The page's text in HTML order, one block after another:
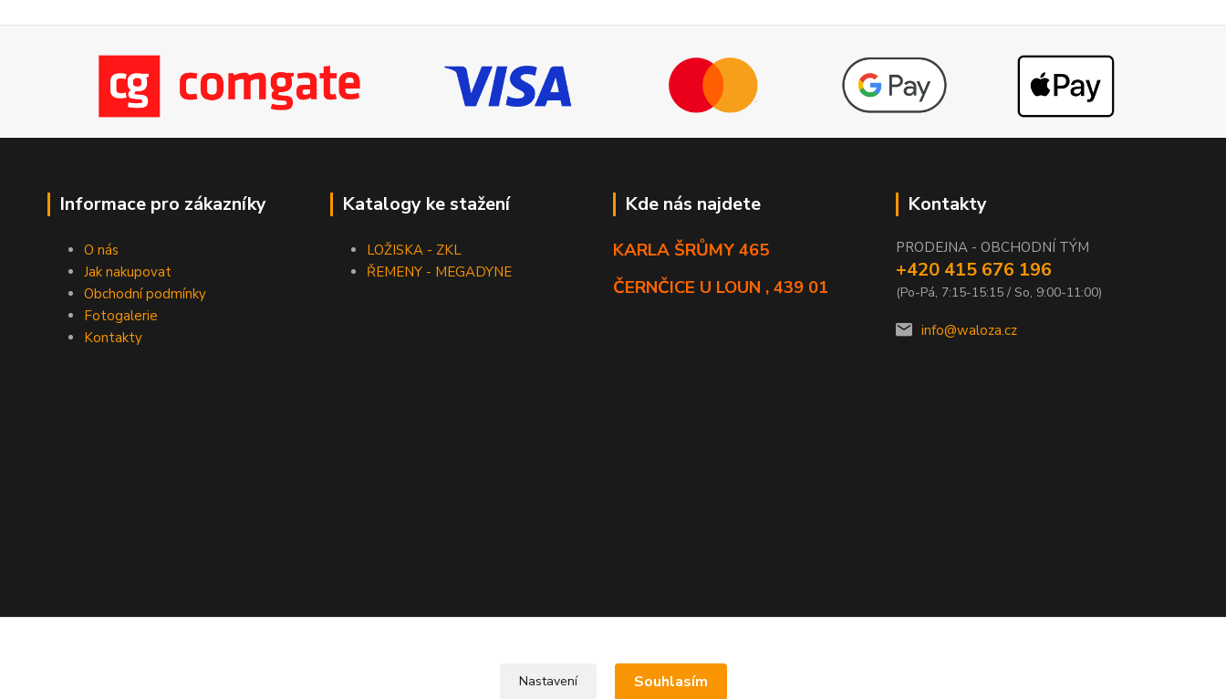
Informace pro zákazníky
O nás
Jak nakupovat
Obchodní podmínky
Fotogalerie
Kontakty
Katalogy ke stažení
LOŽISKA - ZKL
ŘEMENY - MEGADYNE
Kde nás najdete
KARLA ŠRŮMY 465
ČERNČICE U LOUN , 439 01
Kontakty
PRODEJNA - OBCHODNÍ TÝM
+420 415 676 196
(Po-Pá, 7:15-15:15 / So, 9:00-11:00)
info@waloza.cz
Nastavení Souhlasím